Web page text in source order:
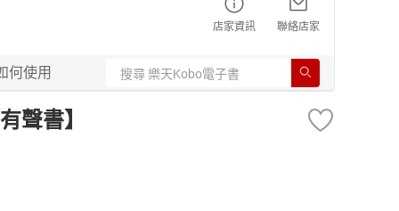
店家資訊 聯絡店家
何使用
聲書】